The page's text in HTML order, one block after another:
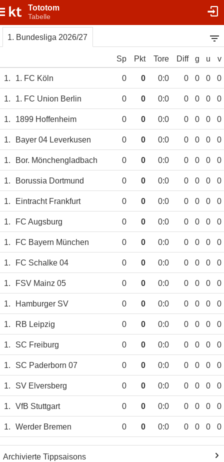
Tototom
Tabelle
1. Bundesliga 2026/27
Sp Pkt Tore Diff g u v
1. 1. FC Köln 0 0 0:0 0 0 0 0
1. 1. FC Union Berlin 0 0 0:0 0 0 0 0
1. 1899 Hoffenheim 0 0 0:0 0 0 0 0
1. Bayer 04 Leverkusen 0 0 0:0 0 0 0 0
1. Bor. Mönchengladbach 0 0 0:0 0 0 0 0
1. Borussia Dortmund 0 0 0:0 0 0 0 0
1. Eintracht Frankfurt 0 0 0:0 0 0 0 0
1. FC Augsburg 0 0 0:0 0 0 0 0
1. FC Bayern München 0 0 0:0 0 0 0 0
1. FC Schalke 04 0 0 0:0 0 0 0 0
1. FSV Mainz 05 0 0 0:0 0 0 0 0
1. Hamburger SV 0 0 0:0 0 0 0 0
1. RB Leipzig 0 0 0:0 0 0 0 0
1. SC Freiburg 0 0 0:0 0 0 0 0
1. SC Paderborn 07 0 0 0:0 0 0 0 0
1. SV Elversberg 0 0 0:0 0 0 0 0
1. VfB Stuttgart 0 0 0:0 0 0 0 0
1. Werder Bremen 0 0 0:0 0 0 0 0
Archivierte Tippsaisons